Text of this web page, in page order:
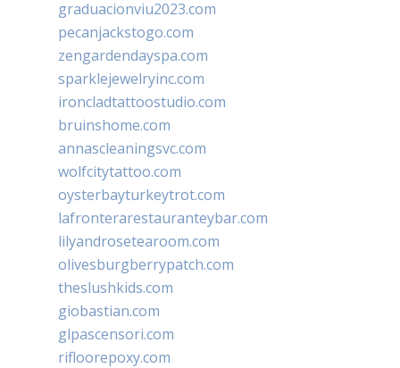
graduacionviu2023.com
pecanjackstogo.com
zengardendayspa.com
sparklejewelryinc.com
ironcladtattoostudio.com
bruinshome.com
annascleaningsvc.com
wolfcitytattoo.com
oysterbayturkeytrot.com
lafronterarestauranteybar.com
lilyandrosetearoom.com
olivesburgberrypatch.com
theslushkids.com
giobastian.com
glpascensori.com
rifloorepoxy.com